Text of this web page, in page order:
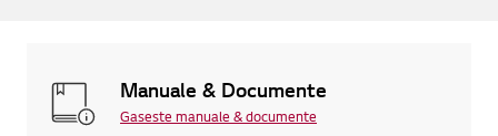
Manuale & Documente
Gaseste manuale & documente